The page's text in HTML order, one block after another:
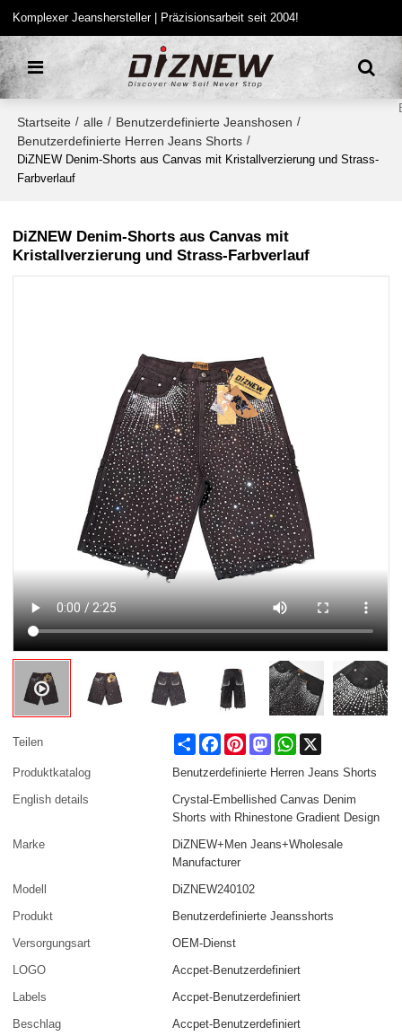
Komplexer Jeanshersteller | Präzisionsarbeit seit 2004!
Startseite / alle / Benutzerdefinierte Jeanshosen /
Benutzerdefinierte Herren Jeans Shorts /
DiZNEW Denim-Shorts aus Canvas mit Kristallverzierung und Strass-
Farbverlauf
DiZNEW Denim-Shorts aus Canvas mit
Kristallverzierung und Strass-Farbverlauf
Teilen Share FacebookPinterestMastodonWhatsApp
Produktkatalog
Benutzerdefinierte Herren Jeans Shorts
English details
Crystal-Embellished Canvas Denim
Shorts with Rhinestone Gradient Design
Marke
DiZNEW+Men Jeans+Wholesale
Manufacturer
Modell
DiZNEW240102
Produkt
Benutzerdefinierte Jeansshorts
Versorgungsart
OEM-Dienst
LOGO
Accpet-Benutzerdefiniert
Labels
Accpet-Benutzerdefiniert
Beschlag
Accpet-Benutzerdefiniert